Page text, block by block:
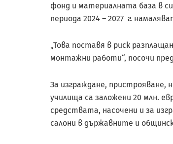
фонд и материалната база в
периода 2024 – 2027 г.
„Това поставя в риск
монтажни работи“, посочи
За изграждане, пристрояване,
училища са заложени 20 млн.
средствата, насочени и за
салони в държавните и